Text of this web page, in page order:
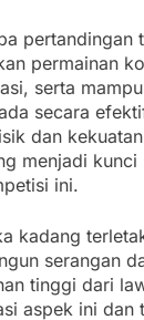
pertandingan
permainan
serta
secara
dan
menjadi kunci
ini.
kadang
serangan
tinggi dari
aspek ini dan